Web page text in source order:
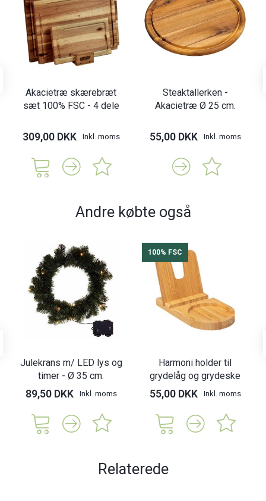
Akacietræ skærebræt
sæt 100% FSC - 4 dele
309,00 DKK Inkl. moms
Steaktallerken -
Akacietræ Ø 25 cm.
55,00 DKK Inkl. moms
Andre købte også
Julekrans m/ LED lys og
timer - Ø 35 cm.
89,50 DKK Inkl. moms
100% FSC
Harmoni holder til
grydelåg og grydeske
55,00 DKK Inkl. moms
Relaterede